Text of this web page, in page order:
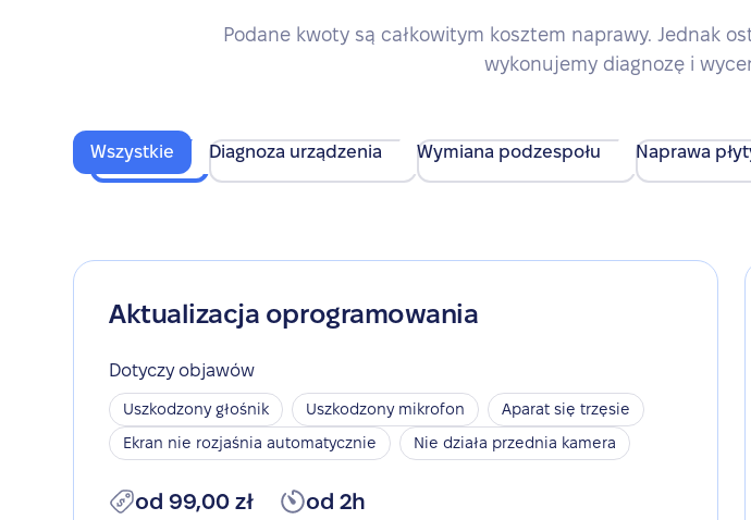
Podane kwoty są całkowitym kosztem naprawy. Jednak
wykonujemy diagnozę i
Wszystkie Diagnoza urządzenia Wymiana podzespołu Naprawa
Aktualizacja oprogramowania
Dotyczy objawów
Uszkodzony głośnik Uszkodzony mikrofon
Aparat się trzęsie
Ekran nie rozjaśnia automatycznie
Nie działa przednia kamera
od 99,00 zł od 2h